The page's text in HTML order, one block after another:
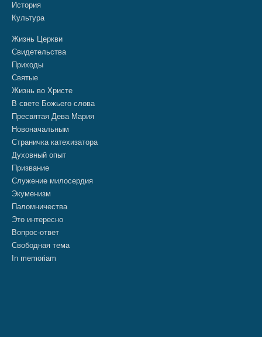
История
Культура
Жизнь Церкви
Свидетельства
Приходы
Святые
Жизнь во Христе
В свете Божьего слова
Пресвятая Дева Мария
Новоначальным
Страничка катехизатора
Духовный опыт
Призвание
Служение милосердия
Экуменизм
Паломничества
Это интересно
Вопрос-ответ
Свободная тема
In memoriam